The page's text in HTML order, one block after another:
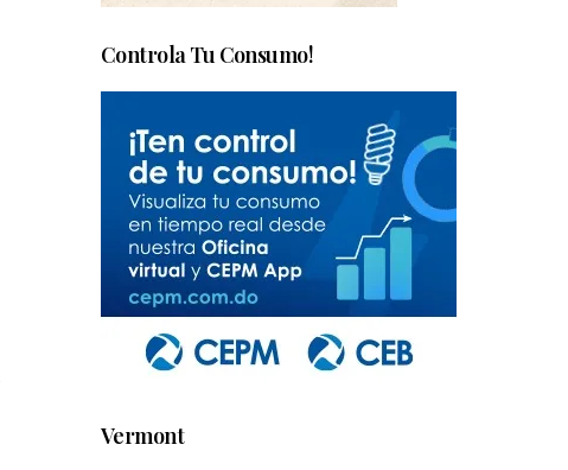
Controla Tu Consumo!
Vermont